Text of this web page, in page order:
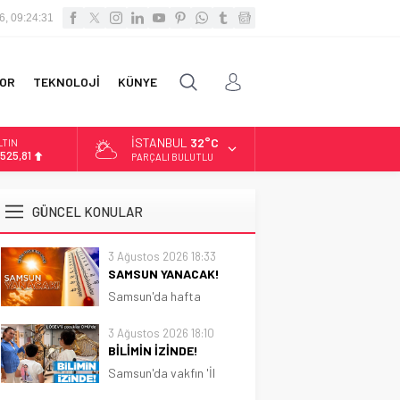
09:24:33
TEKNOLOJİ KÜNYE
İSTANBUL 32°C
PARÇALI BULUTLU
GÜNCEL KONULAR
3 Ağustos 2026 18:33
SAMSUN YANACAK!
Samsun'da hafta
hava etkili olacak.
Sıcaklık 31 dereceye
kadar çıkacak
3 Ağustos 2026 18:10
BİLİMİN İZİNDE!
Samsun'da vakfın 'İl